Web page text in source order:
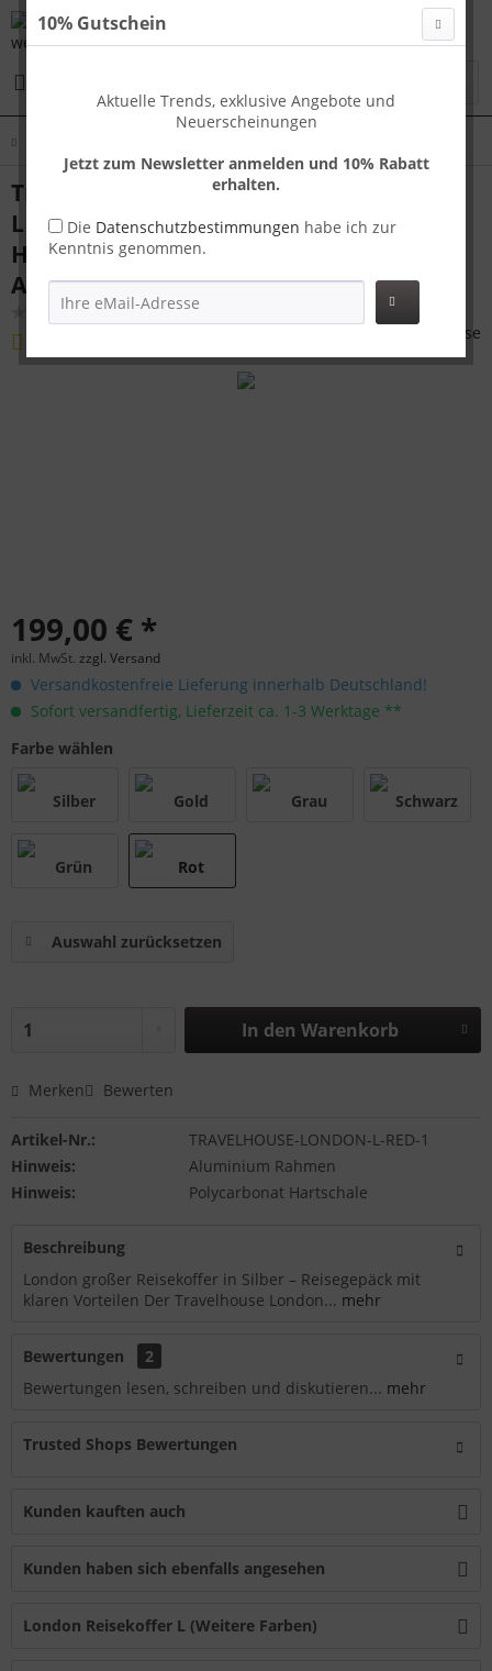
Travelhouse London großer Reisekoffer
L Silber 75 x 48 x 26 cm | Polycarbonat-
Hartschale | TSA-Schloss,
Aluminiumrahmen
199,00 € *
inkl. MwSt. zzgl. Versand
Versandkostenfreie Lieferung innerhalb Deutschland!
Sofort versandfertig, Lieferzeit ca. 1-3 Werktage **
Farbe wählen
Auswahl zurücksetzen
In den Warenkorb
Merken Bewerten
Artikel-Nr.:
TRAVELHOUSE-LONDON-L-RED-1
Hinweis:
Aluminium Rahmen
Hinweis:
Polycarbonat Hartschale
Beschreibung
London großer Reisekoffer in Silber – Reisegepäck mit
klaren Vorteilen Der Travelhouse London... mehr
Bewertungen
2
Bewertungen lesen, schreiben und diskutieren... mehr
Trusted Shops Bewertungen
Kunden kauften auch
Kunden haben sich ebenfalls angesehen
London Reisekoffer L (Weitere Farben)
10% Gutschein
Aktuelle Trends, exklusive Angebote und
Neuerscheinungen
Jetzt zum Newsletter anmelden und 10% Rabatt
erhalten.
Die Datenschutzbestimmungen habe ich zur
Kenntnis genommen.